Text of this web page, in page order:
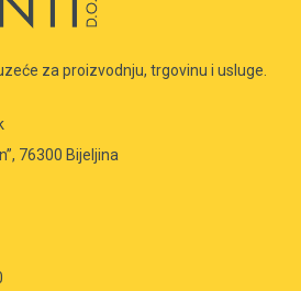
za proizvodnju, trgovinu i usluge.
76300 Bijeljina